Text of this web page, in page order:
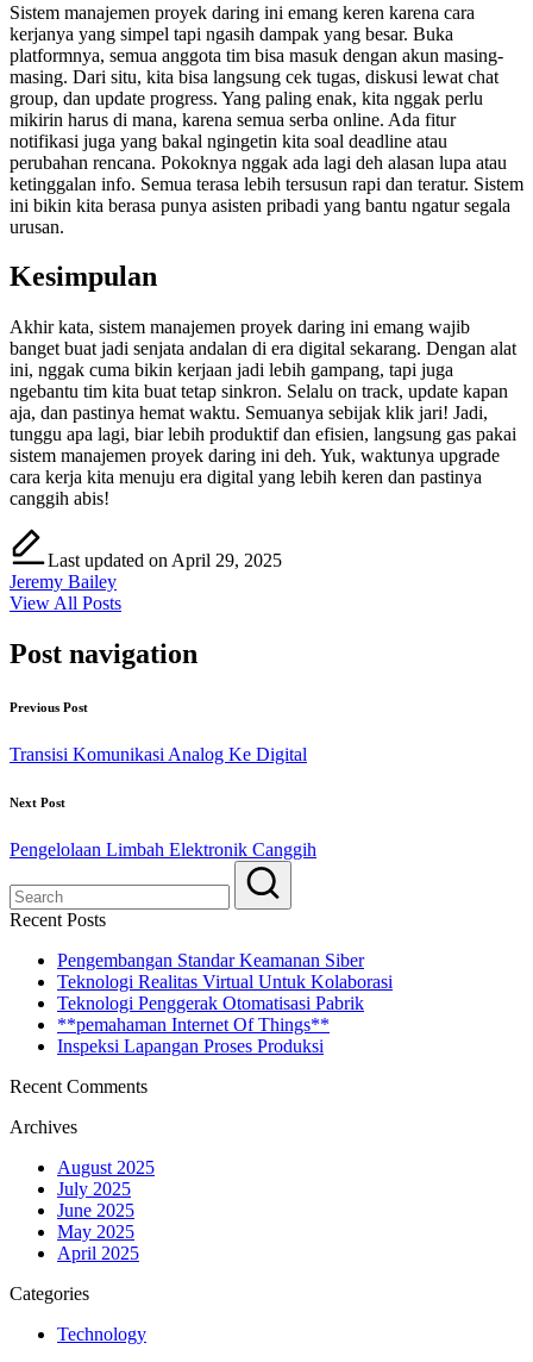
Sistem manajemen proyek daring ini emang keren karena cara
kerjanya yang simpel tapi ngasih dampak yang besar. Buka
platformnya, semua anggota tim bisa masuk dengan akun masing-
masing. Dari situ, kita bisa langsung cek tugas, diskusi lewat chat
group, dan update progress. Yang paling enak, kita nggak perlu
mikirin harus di mana, karena semua serba online. Ada fitur
notifikasi juga yang bakal ngingetin kita soal deadline atau
perubahan rencana. Pokoknya nggak ada lagi deh alasan lupa atau
ketinggalan info. Semua terasa lebih tersusun rapi dan teratur. Sistem
ini bikin kita berasa punya asisten pribadi yang bantu ngatur segala
urusan.
Kesimpulan
Akhir kata, sistem manajemen proyek daring ini emang wajib
banget buat jadi senjata andalan di era digital sekarang. Dengan alat
ini, nggak cuma bikin kerjaan jadi lebih gampang, tapi juga
ngebantu tim kita buat tetap sinkron. Selalu on track, update kapan
aja, dan pastinya hemat waktu. Semuanya sebijak klik jari! Jadi,
tunggu apa lagi, biar lebih produktif dan efisien, langsung gas pakai
sistem manajemen proyek daring ini deh. Yuk, waktunya upgrade
cara kerja kita menuju era digital yang lebih keren dan pastinya
canggih abis!
Last updated on April 29, 2025
Jeremy Bailey
View All Posts
Post navigation
Previous Post
Transisi Komunikasi Analog Ke Digital
Next Post
Pengelolaan Limbah Elektronik Canggih
Recent Posts
Pengembangan Standar Keamanan Siber
Teknologi Realitas Virtual Untuk Kolaborasi
Teknologi Penggerak Otomatisasi Pabrik
**pemahaman Internet Of Things**
Inspeksi Lapangan Proses Produksi
Recent Comments
Archives
August 2025
July 2025
June 2025
May 2025
April 2025
Categories
Technology